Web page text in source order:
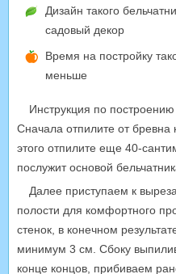
Дизайн такого
садовый декор
Время на постройку
меньше
Инструкция по
Сначала отпилите от
этого отпилите еще 40-
послужит основой
Далее приступаем к
полости для комфортного
стенок, в конечном
минимум 3 см. Сбоку
конце концов, прибиваем